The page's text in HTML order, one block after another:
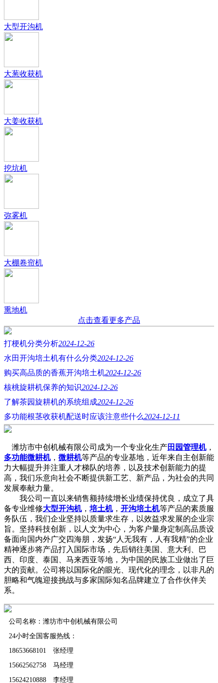
大型开沟机
大葱收获机
大姜收获机
挖坑机
弥雾机
大棚卷帘机
熏地机
点击查看更多产品
打梗机分类分析2024-12-26
水田开沟培土机有什么分类2024-12-26
购买高品质的香蕉开沟培土机2024-12-26
核桃旋耕机保养的知识2024-12-26
了解茶园旋耕机的系统组成2024-12-26
多功能根茎收获机配送时应该注意些什么2024-12-11
潍坊市中创机械有限公司成为一个专业化生产田园管理机，
多功能微耕机， 微耕机等产品的专业基地，近年来自主创新能
力大幅提升并注重人才梯队的培养，以及技术创新能力的提
高，我们乐意向社会不断提供新工艺、新产品，为社会的共同
发展奉献力量。
我公司一直以来销售额持续增长业绩保持优良，成立了具
备专业维修大型开沟机， 培土机， 开沟培土机等产品的素质服
务队伍，我们企业坚持以质量求生存，以效益求发展的企业宗
旨。坚持科技创新，以人文为中心，为客户量身定制高品质设
备面向国内外广交四海朋，发扬“人无我有，人有我精”的企业
精神逐步将产品打入国际市场，先后销往美国、意大利、巴
西、印度、泰国、马来西亚等地，为中国的民族工业做出了巨
大的贡献。公司将以国际化的眼光、现代化的理念，以非凡的
胆略和气魄迎接挑战与多家国际知名品牌建立了合作伙伴关
系。
公司名称：潍坊市中创机械有限公司
24小时全国客服热线：
18653668101 张经理
15662562758 马经理
15624210888 李经理